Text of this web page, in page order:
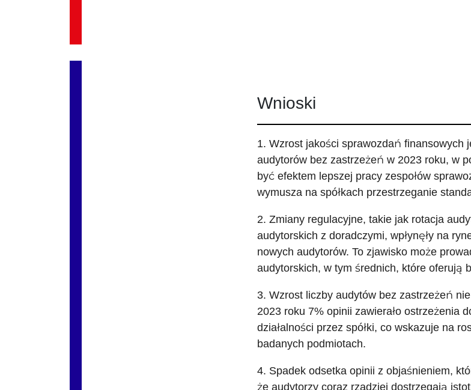
Wnioski
1. Wzrost jakości sprawozdań finansowych
audytorów bez zastrzeżeń w 2023 roku, w
być efektem lepszej pracy zespołów
wymusza na spółkach przestrzeganie
2. Zmiany regulacyjne, takie jak rotacja
audytorskich z doradczymi, wpłynęły na
nowych audytorów. To zjawisko może
audytorskich, w tym średnich, które oferują
3. Wzrost liczby audytów bez zastrzeżeń
2023 roku 7% opinii zawierało ostrzeżenia
działalności przez spółki, co wskazuje na
badanych podmiotach.
4. Spadek odsetka opinii z objaśnieniem,
że audytorzy coraz rzadziej dostrzegają